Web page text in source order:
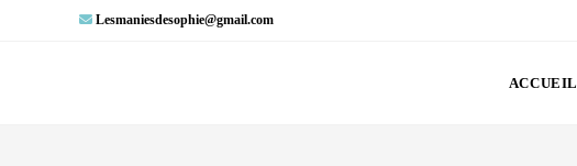
Lesmaniesdesophie@gmail.com
ACCUEIL